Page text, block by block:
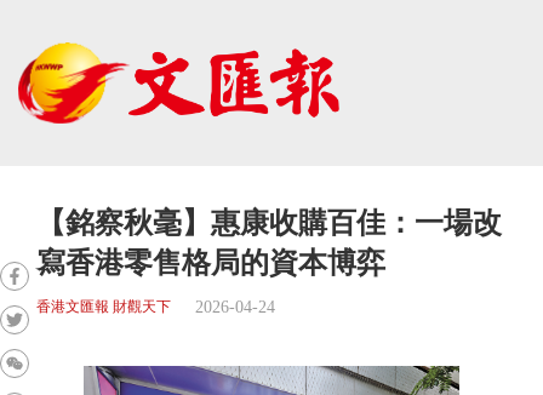
【銘察秋毫】惠康收購百佳：一場改
寫香港零售格局的資本博弈
香港文匯報 財觀天下 2026-04-24